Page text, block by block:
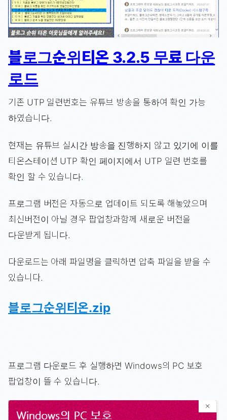
블로그순위티온 3.2.5 무료 다운
로드
기존 UTP 일련번호는 유튜브 방송을 통하여 확인 가능
하였습니다.
현재는 유튜브 실시간 방송을 진행하지 않고 있기에 이를
티온스테이션 UTP 확인 페이지에서 UTP 일련 번호를
확인 할 수 있습니다.
프로그램 버전은 자동으로 업데이트 되도록 해놓았으며
최신버전이 아닐 경우 팝업창과함께 새로운 버전을
다운받게 됩니다.
다운로드는 아래 파일명을 클릭하면 압축 파일을 받을 수
있습니다.
블로그순위티온.zip
프로그램 다운로드 후 실행하면 Windows의 PC 보호
팝업창이 뜰 수 있습니다.